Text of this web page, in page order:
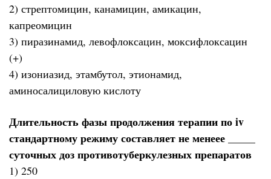
2) стрептомицин, канамицин, амикацин,
капреомицин
3) пиразинамид, левофлоксацин, моксифлоксацин
(+)
4) изониазид, этамбутол, этионамид,
аминосалициловую кислоту
Длительность фазы продолжения терапии по iv
стандартному режиму составляет не менеее _____
суточных доз противотуберкулезных препаратов
1) 250